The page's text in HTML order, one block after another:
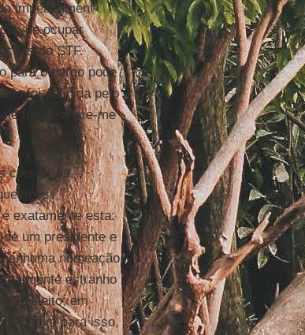
impeachment
de ocupar
do STF.
para o cargo pode
foi definida pelo
fez? Parece-me
coisas, os
exatamente esta:
um presidente e
nomeação
estranho
são eleito; em
para isso,